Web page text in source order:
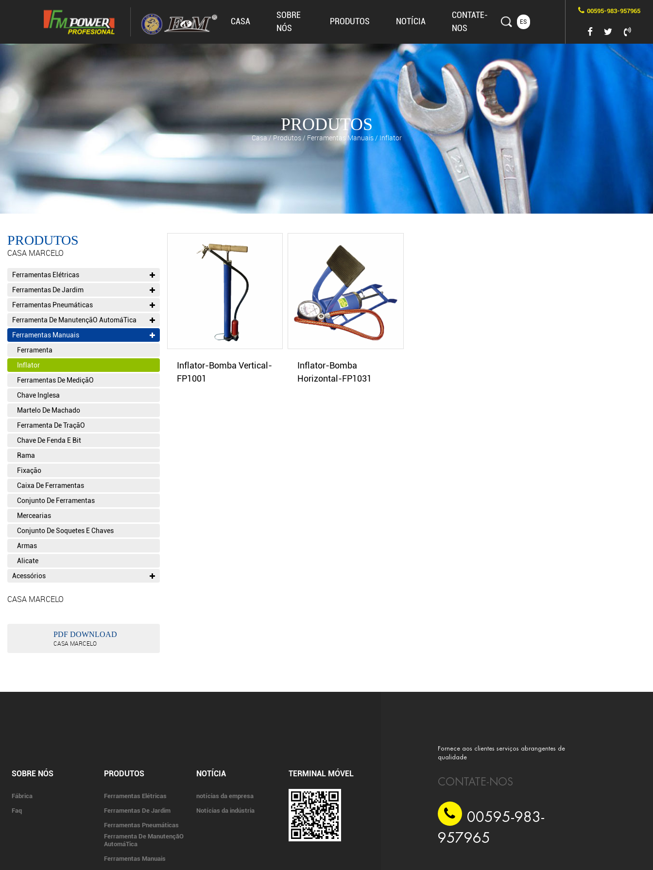
CASA
SOBRE
NÓS
PRODUTOS NOTÍCIA
CONTATE-
NOS
ES
00595-983-957965
PRODUTOS
Casa/Produtos/ Ferramentas Manuais/Inflator
PRODUTOS
CASA MARCELO
Ferramentas Elétricas
Ferramentas De Jardim
Ferramentas Pneumáticas
Ferramenta De ManutençãO AutomáTica
Ferramentas Manuais
Ferramenta
Inflator
Ferramentas De MediçãO
Chave Inglesa
Martelo De Machado
Ferramenta De TraçãO
Chave De Fenda E Bit
Rama
Fixação
Caixa De Ferramentas
Conjunto De Ferramentas
Mercearias
Conjunto De Soquetes E Chaves
Armas
Alicate
Acessórios
CASA MARCELO
PDF DOWNLOAD
CASA MARCELO
Inflator-Bomba Vertical-
FP1001
Inflator-Bomba
Horizontal-FP1031
SOBRE NÓS
Fábrica
Faq
PRODUTOS
Ferramentas Elétricas
Ferramentas De Jardim
Ferramentas Pneumáticas
Ferramenta De ManutençãO
AutomáTica
Ferramentas Manuais
NOTÍCIA
notícias da empresa
Notícias da indústria
TERMINAL MÓVEL
Fornece aos clientes serviços abrangentes de
qualidade
CONTATE-NOS
00595-983-
957965